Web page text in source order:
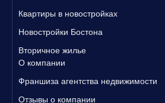
Квартиры в новостройках
Новостройки Бостона
Вторичное жилье
О компании
Франшиза агентства недвижимости
Отзывы о компании